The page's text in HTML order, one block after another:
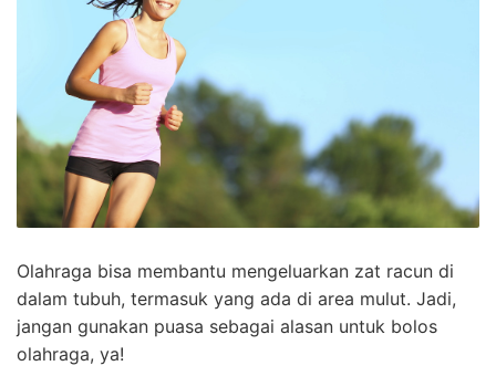
Olahraga bisa membantu mengeluarkan zat racun di
dalam tubuh, termasuk yang ada di area mulut. Jadi,
jangan gunakan puasa sebagai alasan untuk bolos
olahraga, ya!